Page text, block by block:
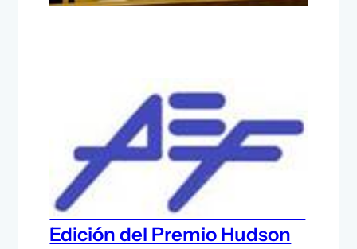
César Arranz, designado
Presidente del Jurado de la II
Edición del Premio Hudson